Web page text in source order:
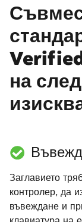
на
Заглавието
контролер, да
въвеждане и